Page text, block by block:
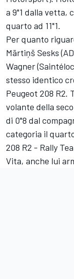
a 9"1 dalla vetta,
quarto ad 11"1.
Per quanto
Mārtiņš Sesks
Wagner
stesso identico
Peugeot 208 R2.
volante della
di 0"8 dal
categoria il
208 R2 - Rally
Vita, anche lui